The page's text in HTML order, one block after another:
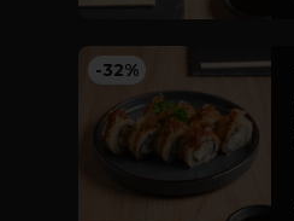
-32%